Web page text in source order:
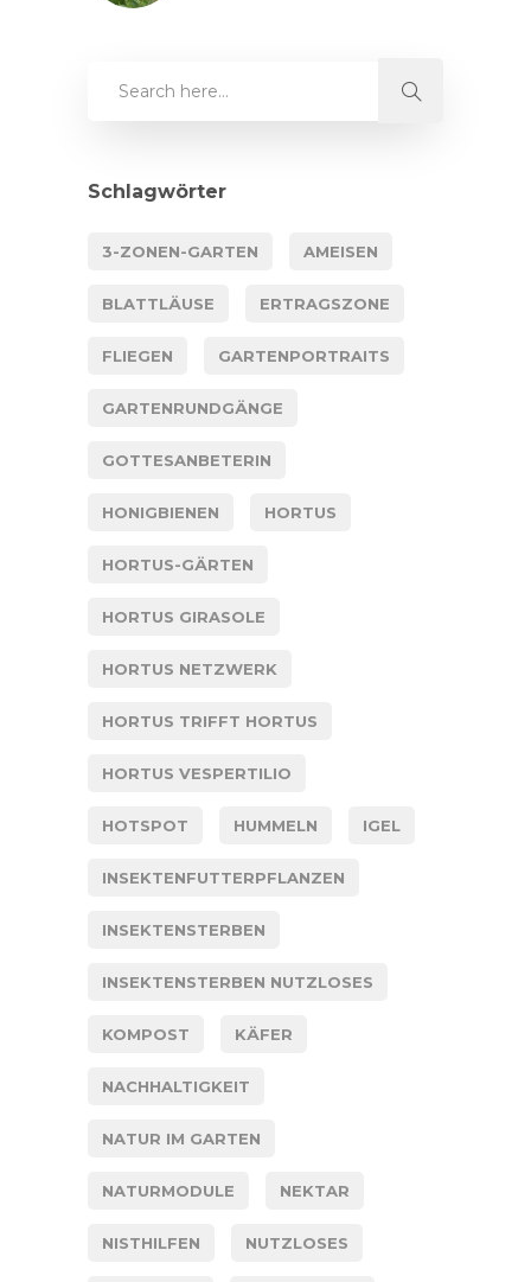
Schlagwörter
3-ZONEN-GARTEN AMEISEN
BLATTLÄUSE ERTRAGSZONE
FLIEGEN GARTENPORTRAITS
GARTENRUNDGÄNGE
GOTTESANBETERIN
HONIGBIENEN HORTUS
HORTUS-GÄRTEN
HORTUS GIRASOLE
HORTUS NETZWERK
HORTUS TRIFFT HORTUS
HORTUS VESPERTILIO
HOTSPOT HUMMELN IGEL
INSEKTENFUTTERPFLANZEN
INSEKTENSTERBEN
INSEKTENSTERBEN NUTZLOSES
KOMPOST KÄFER
NACHHALTIGKEIT
NATUR IM GARTEN
NATURMODULE NEKTAR
NISTHILFEN NUTZLOSES